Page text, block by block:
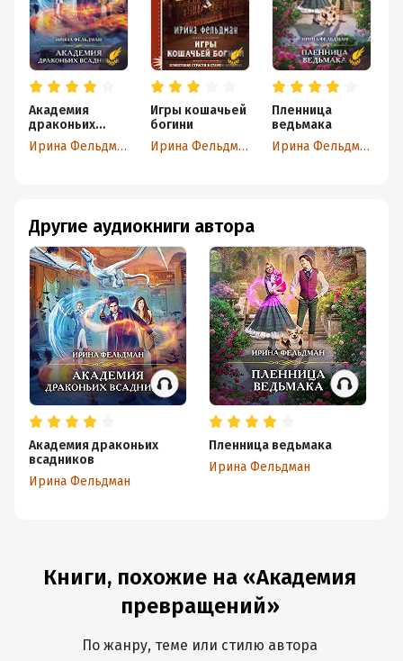
Академия
драконьих
всадников
Ирина Фельдман
Игры кошачьей
богини
Ирина Фельдман
Пленница
ведьмака
Ирина Фельдман
Другие аудиокниги автора
Академия драконьих
всадников
Ирина Фельдман
Пленница ведьмака
Ирина Фельдман
Книги, похожие на «Академия
превращений»
По жанру, теме или стилю автора